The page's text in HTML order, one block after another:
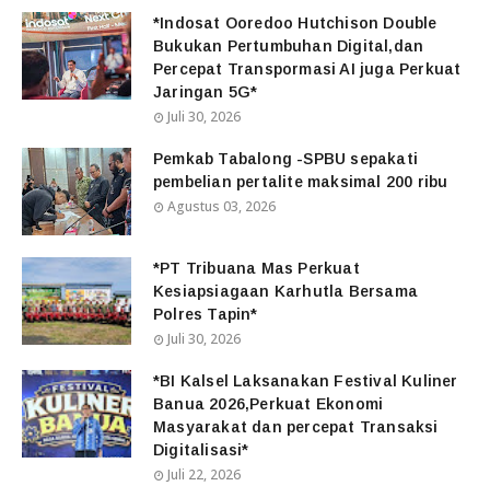
*Indosat Ooredoo Hutchison Double
Bukukan Pertumbuhan Digital,dan
Percepat Transpormasi AI juga Perkuat
Jaringan 5G*
Juli 30, 2026
Pemkab Tabalong -SPBU sepakati
pembelian pertalite maksimal 200 ribu
Agustus 03, 2026
*PT Tribuana Mas Perkuat
Kesiapsiagaan Karhutla Bersama
Polres Tapin*
Juli 30, 2026
*BI Kalsel Laksanakan Festival Kuliner
Banua 2026,Perkuat Ekonomi
Masyarakat dan percepat Transaksi
Digitalisasi*
Juli 22, 2026